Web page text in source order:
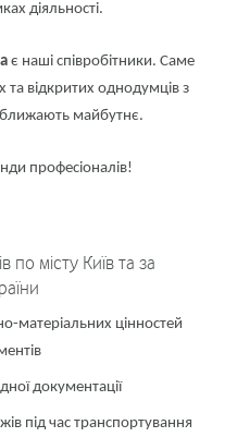
діяльності.
є наші співробітники. Саме
відкритих однодумців з
майбутнє.
професіоналів!
по місту Київ та за
матеріальних цінностей
документації
під час транспортування